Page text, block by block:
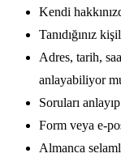
Kendi
Tanıdığınız
Adres, tarih,
anlayabiliyor
Soruları
Form veya e-
Almanca